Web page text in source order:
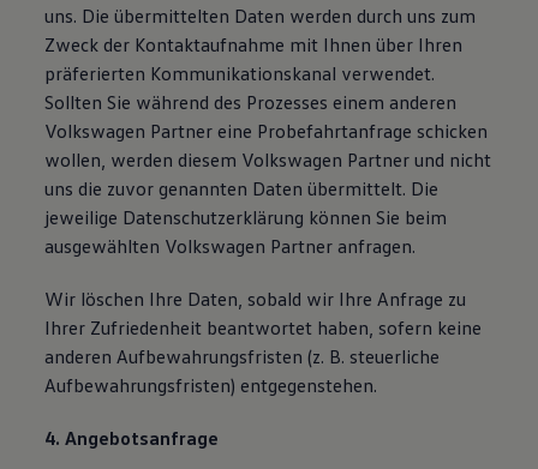
uns. Die übermittelten Daten werden durch uns zum
Zweck der Kontaktaufnahme mit Ihnen über Ihren
präferierten Kommunikationskanal verwendet.
Sollten Sie während des Prozesses einem anderen
Volkswagen Partner eine Probefahrtanfrage schicken
wollen, werden diesem Volkswagen Partner und nicht
uns die zuvor genannten Daten übermittelt. Die
jeweilige Datenschutzerklärung können Sie beim
ausgewählten Volkswagen Partner anfragen.
Wir löschen Ihre Daten, sobald wir Ihre Anfrage zu
Ihrer Zufriedenheit beantwortet haben, sofern keine
anderen Aufbewahrungsfristen (z. B. steuerliche
Aufbewahrungsfristen) entgegenstehen.
4. Angebotsanfrage